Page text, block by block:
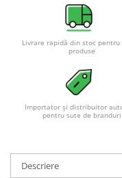
Acumulatori VRLA AGM/
Tractiune / LiFePo4
Baterii si acumulatori
Baterii si acumulatori
Acumulatori Moto, ATV
AGM
Li-Ion
Livrare rapidă din stoc pentru
produse
Importator și distribuitor
pentru sute de branduri
Descriere